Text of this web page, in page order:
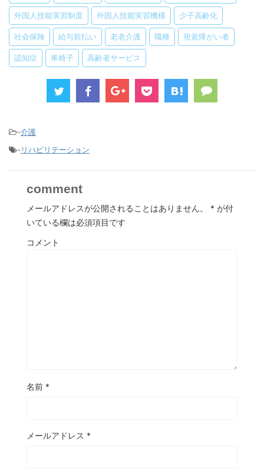
外国人技能実習制度 外国人技能実習機構 少子高齢化
社会保険 給与前払い 老老介護 職種 視覚障がい者
認知症 車椅子 高齢者サービス
-介護
- リハビリテーション
comment
メールアドレスが公開されることはありません。 * が付
いている欄は必須項目です
コメント
名前 *
メールアドレス *